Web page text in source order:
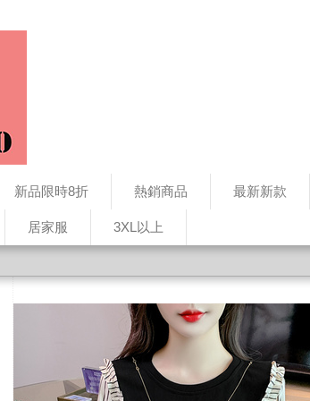
新品限時8折 熱銷商品 最新新款
居家服 3XL以上